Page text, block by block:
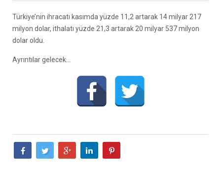
Türkiye’nin ihracatı kasımda yüzde 11,2 artarak 14 milyar 217
milyon dolar, ithalatı yüzde 21,3 artarak 20 milyar 537 milyon
dolar oldu.
Ayrıntılar gelecek…